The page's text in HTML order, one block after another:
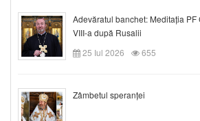
Adevăratul banchet: Meditația
VIII-a după Rusalii
25 Iul 2026
655
Zâmbetul speranței